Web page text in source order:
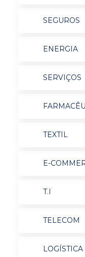
SEGUROS
ENERGIA
SERVIÇOS
TEXTIL
E-
T.I
TELECOM
LOGÍSTICA